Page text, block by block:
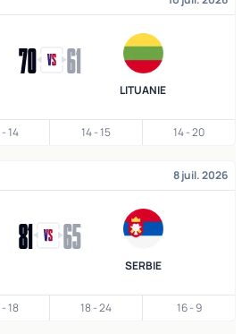
70 61
LITUANIE
-14 14-15 14-20
8 juil. 2026
81 65
SERBIE
-18 18-24 16-9